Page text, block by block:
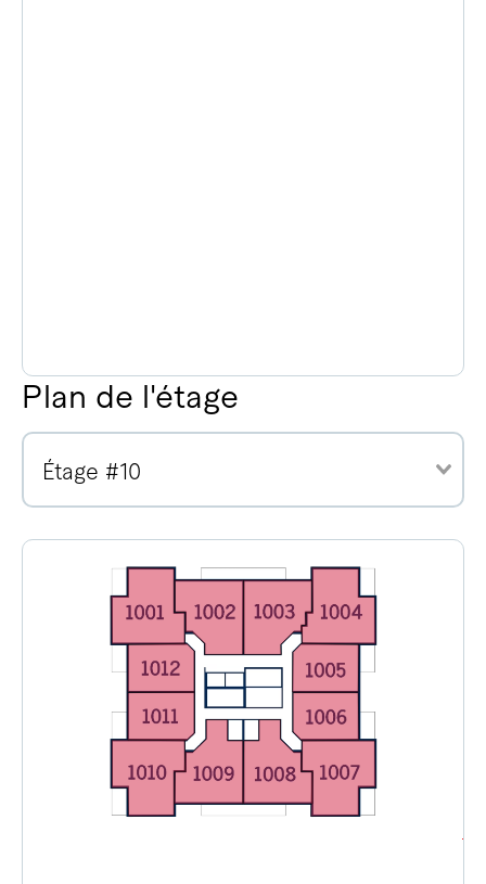
Plan de l'étage
Étage #10